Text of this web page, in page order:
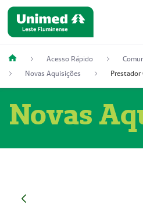
Acesso Rápido
Novas Aquisições
Novas